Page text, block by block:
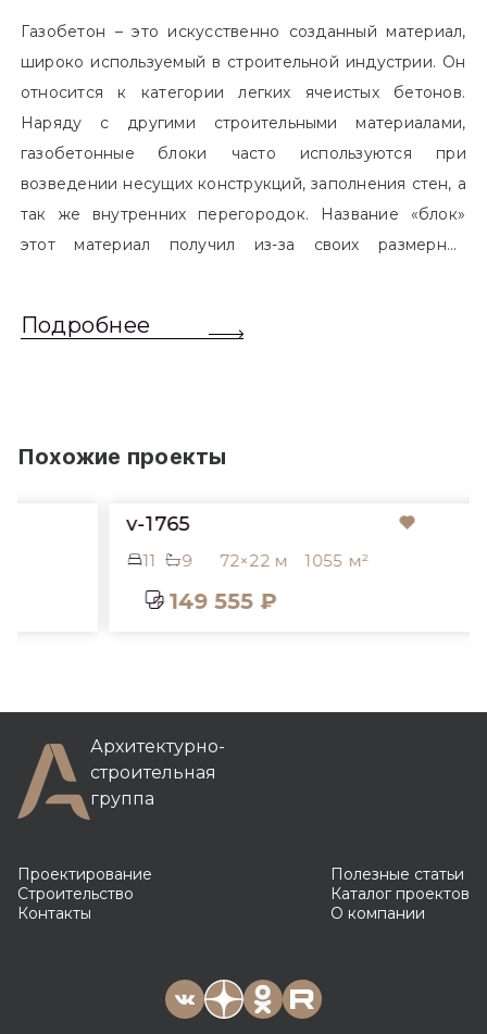
Газобетон – это искусственно созданный материал,
широко используемый в строительной индустрии. Он
относится к категории легких ячеистых бетонов.
Наряду с другими строительными материалами,
газобетонные блоки часто используются при
возведении несущих конструкций, заполнения стен, а
так же внутренних перегородок. Название «блок»
этот материал получил из-за своих размерных
обычный одинарный кирпич. Размер блоков различен
Подробнее
Похожие проекты
v-1765
9 72×22 м 1055 м²
149 555 ₽
Архитектурно-
строительная
группа
Проектирование
Строительство
Контакты
Полезные статьи
Каталог проектов
О компании